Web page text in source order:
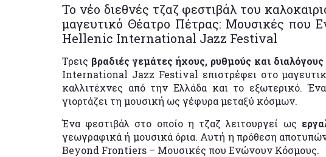
Το νέο διεθνές τζαζ φεστιβάλ του
μαγευτικό Θέατρο Πέτρας: Μουσικές
Hellenic International Jazz Festival
Τρεις βραδιές γεμάτες ήχους, ρυθμούς και διαλόγους
International Jazz Festival επιστρέφει στο
καλλιτέχνες από την Ελλάδα και το εξωτερικό.
γιορτάζει τη μουσική ως γέφυρα μεταξύ κόσμων.
Ένα φεστιβάλ στο οποίο η τζαζ λειτουργεί ως
γεωγραφικά ή μουσικά όρια. Αυτή η πρόθεση
Beyond Frontiers – Μουσικές που Ενώνουν Κόσμους.